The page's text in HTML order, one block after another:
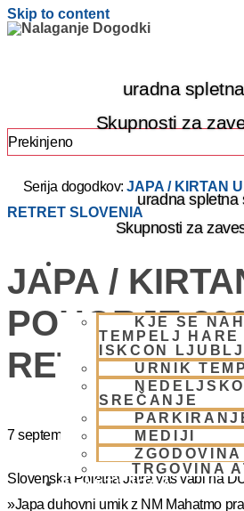
Skip to content
uradna
Skupnosti za
uradna spletna
Skupnosti za
KJE SE
TEMPELJ HARE
ISKCON
URNIK
NEDELJSKO
SREČANJE
MEDIJI
ZGODOVINA
TRGOVINA
BHAKTI JOGA
Prekinjeno
Serija dogodkov:JAPA / KIRTAN
RETRET SLOVENIA
JAPA /
POHORJE
RETRET
7 septembra
Slovenska Poletna Jatra vas vabi na
»Japa duhovni umik z NM Mahatmo